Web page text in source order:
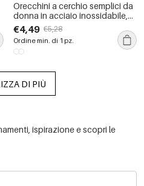
Orecchini a cerchio semplici da
donna in acciaio inossidabile,
impermeabili, color oro con
strass.
€4,49 €5,28
Ordine min. di 1 pz.
DI PIÙ
ispirazione e scopri le